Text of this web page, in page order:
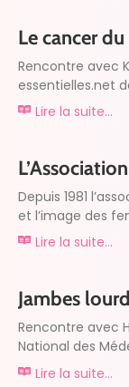
Le cancer du
Rencontre avec
essentielles.net
Lire la suite...
Depuis 1981
et l’image des
Lire la suite...
Jambes
Rencontre avec
National des
Lire la suite...